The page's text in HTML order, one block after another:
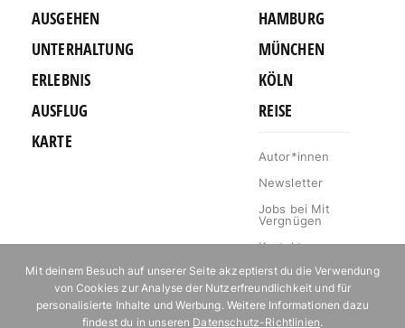
AUSGEHEN
UNTERHALTUNG
ERLEBNIS
AUSFLUG
KARTE
HAMBURG
MÜNCHEN
KÖLN
REISE
Autor*innen
Newsletter
Jobs bei Mit
Vergnügen
Kontakt
Mediakit
Impressum
Mit deinem Besuch auf unserer Seite akzeptierst du die Verwendung
von Cookies zur Analyse der Nutzerfreundlichkeit und für
personalisierte Inhalte und Werbung. Weitere Informationen dazu
findest du in unseren Datenschutz-Richtlinien.